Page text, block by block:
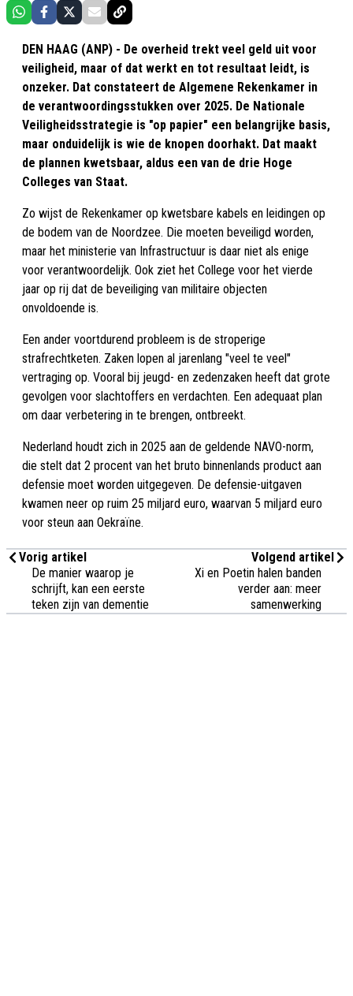
DEN HAAG (ANP) - De overheid trekt veel geld uit voor
veiligheid, maar of dat werkt en tot resultaat leidt, is
onzeker. Dat constateert de Algemene Rekenkamer in
de verantwoordingsstukken over 2025. De Nationale
Veiligheidsstrategie is "op papier" een belangrijke basis,
maar onduidelijk is wie de knopen doorhakt. Dat maakt
de plannen kwetsbaar, aldus een van de drie Hoge
Colleges van Staat.
Zo wijst de Rekenkamer op kwetsbare kabels en leidingen op
de bodem van de Noordzee. Die moeten beveiligd worden,
maar het ministerie van Infrastructuur is daar niet als enige
voor verantwoordelijk. Ook ziet het College voor het vierde
jaar op rij dat de beveiliging van militaire objecten
onvoldoende is.
Een ander voortdurend probleem is de stroperige
strafrechtketen. Zaken lopen al jarenlang "veel te veel"
vertraging op. Vooral bij jeugd- en zedenzaken heeft dat grote
gevolgen voor slachtoffers en verdachten. Een adequaat plan
om daar verbetering in te brengen, ontbreekt.
Nederland houdt zich in 2025 aan de geldende NAVO-norm,
die stelt dat 2 procent van het bruto binnenlands product aan
defensie moet worden uitgegeven. De defensie-uitgaven
kwamen neer op ruim 25 miljard euro, waarvan 5 miljard euro
voor steun aan Oekraïne.
Vorig artikel
De manier waarop je
schrijft, kan een eerste
teken zijn van dementie
Volgend artikel
Xi en Poetin halen banden
verder aan: meer
samenwerking